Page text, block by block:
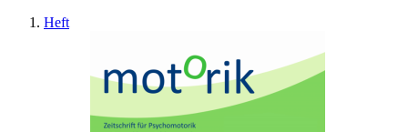
Heft